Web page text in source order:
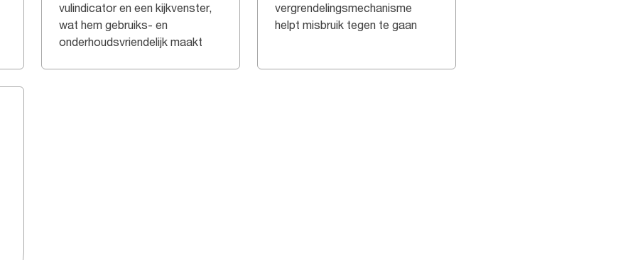
vulindicator en een kijkvenster,
wat hem gebruiks- en
onderhoudsvriendelijk maakt
vergrendelingsmechanisme
helpt misbruik tegen te gaan